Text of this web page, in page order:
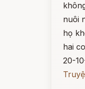
nuôi
họ
hai
20-